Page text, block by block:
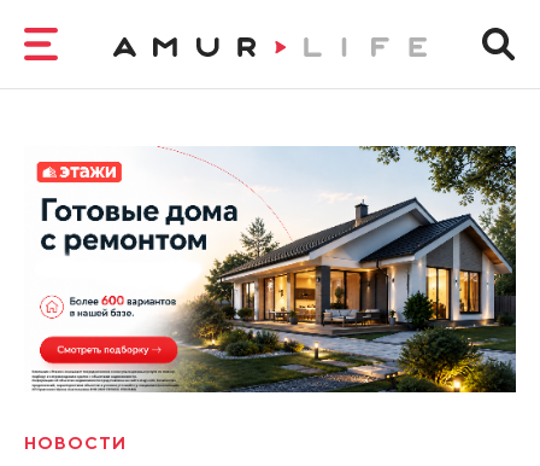
НОВОСТИ